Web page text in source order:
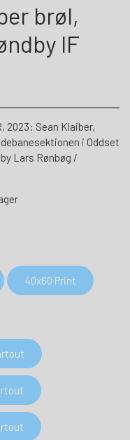
brøl,
IF
2023: Sean Klaiber,
i Oddset
Lars Rønbøg /
40x60 Print